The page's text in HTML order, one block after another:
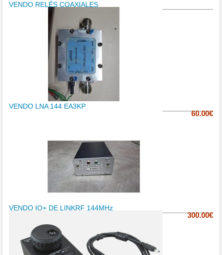
VENDO RELÉS COAXIALES
VENDO LNA 144 EA3KP
60.00€
VENDO IQ+ DE LINKRF 144MHz
300.00€